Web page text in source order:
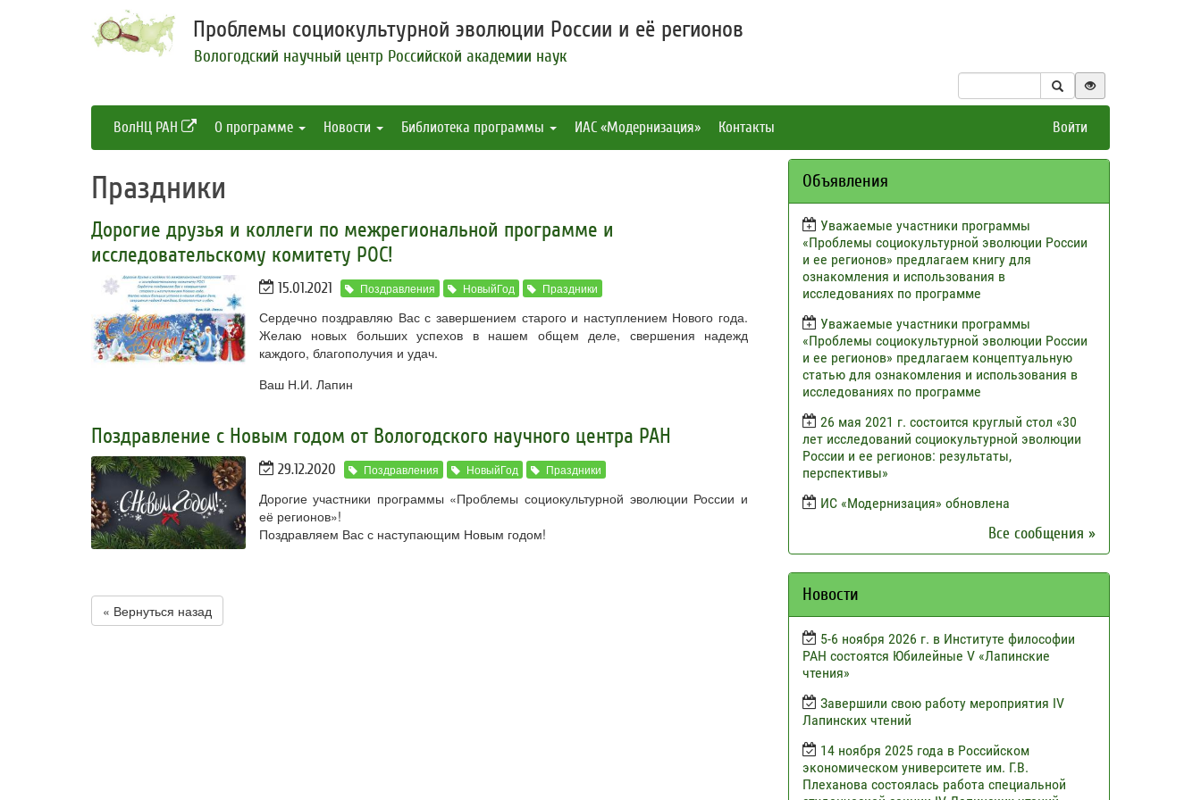
Проблемы социокультурной эволюции России и её регионов
Вологодский научный центр Российской академии наук
ВолНЦ РАН О программе Новости Библиотека программы ИАС «Модернизация» Контакты Войти
Праздники
Дорогие друзья и коллеги по межрегиональной программе и
исследовательскому комитету РОС!
15.01.2021 Поздравления НовыйГод Праздники
Сердечно поздравляю Вас с завершением старого и наступлением Нового года.
Желаю новых больших успехов в нашем общем деле, свершения надежд
каждого, благополучия и удач.
Ваш Н.И. Лапин
Поздравление с Новым годом от Вологодского научного центра РАН
29.12.2020 Поздравления НовыйГод Праздники
Дорогие участники программы «Проблемы социокультурной эволюции России и
её регионов»!
Поздравляем Вас с наступающим Новым годом!
« Вернуться назад
Объявления
Уважаемые участники программы
«Проблемы социокультурной эволюции России
и ее регионов» предлагаем книгу для
ознакомления и использования в
исследованиях по программе
Уважаемые участники программы
«Проблемы социокультурной эволюции России
и ее регионов» предлагаем концептуальную
статью для ознакомления и использования в
исследованиях по программе
26 мая 2021 г. состоится круглый стол «30
лет исследований социокультурной эволюции
России и ее регионов: результаты,
перспективы»
ИС «Модернизация» обновлена
Все сообщения »
Новости
5-6 ноября 2026 г. в Институте философии
РАН состоятся Юбилейные V «Лапинские
чтения»
Завершили свою работу мероприятия IV
Лапинских чтений
14 ноября 2025 года в Российском
экономическом университете им. Г.В.
Плеханова состоялась работа специальной